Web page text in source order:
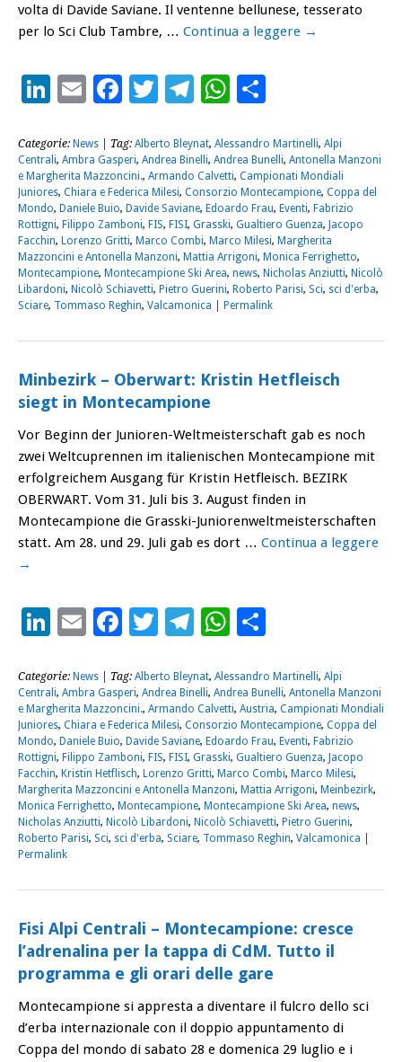
volta di Davide Saviane. Il ventenne bellunese, tesserato
per lo Sci Club Tambre, … Continua a leggere →
LinkedIn
EmailFacebook
Twitter
Telegram
WhatsApp
Categorie: News | Tag: Alberto Bleynat, Alessandro Martinelli, Alpi
Centrali, Ambra Gasperi, Andrea Binelli, Andrea Bunelli, Antonella Manzoni
e Margherita Mazzoncini., Armando Calvetti, Campionati Mondiali
Juniores, Chiara e Federica Milesi, Consorzio Montecampione, Coppa del
Mondo, Daniele Buio, Davide Saviane, Edoardo Frau, Eventi, Fabrizio
Rottigni, Filippo Zamboni, FIS, FISI, Grasski, Gualtiero Guenza, Jacopo
Facchin, Lorenzo Gritti, Marco Combi, Marco Milesi, Margherita
Mazzoncini e Antonella Manzoni, Mattia Arrigoni, Monica Ferrighetto,
Montecampione, Montecampione Ski Area, news, Nicholas Anziutti, Nicolò
Libardoni, Nicolò Schiavetti, Pietro Guerini, Roberto Parisi, Sci, sci d'erba,
Sciare, Tommaso Reghin, Valcamonica Permalink
Minbezirk – Oberwart: Kristin Hetfleisch
siegt in Montecampione
Vor Beginn der Junioren-Weltmeisterschaft gab es noch
zwei Weltcuprennen im italienischen Montecampione mit
erfolgreichem Ausgang für Kristin Hetfleisch. BEZIRK
OBERWART. Vom 31. Juli bis 3. August finden in
Montecampione die Grasski-Juniorenweltmeisterschaften
statt. Am 28. und 29. Juli gab es dort … Continua a leggere
→
LinkedIn
EmailFacebook
Twitter
Telegram
WhatsApp
Categorie: News | Tag: Alberto Bleynat, Alessandro Martinelli, Alpi
Centrali, Ambra Gasperi, Andrea Binelli, Andrea Bunelli, Antonella Manzoni
e Margherita Mazzoncini., Armando Calvetti, Austria, Campionati Mondiali
Juniores, Chiara e Federica Milesi, Consorzio Montecampione, Coppa del
Mondo, Daniele Buio, Davide Saviane, Edoardo Frau, Eventi, Fabrizio
Rottigni, Filippo Zamboni, FIS, FISI, Grasski, Gualtiero Guenza, Jacopo
Facchin, Kristin Hetflisch, Lorenzo Gritti, Marco Combi, Marco Milesi,
Margherita Mazzoncini e Antonella Manzoni, Mattia Arrigoni, Meinbezirk,
Monica Ferrighetto, Montecampione, Montecampione Ski Area, news,
Nicholas Anziutti, Nicolò Libardoni, Nicolò Schiavetti, Pietro Guerini,
Roberto Parisi, Sci, sci d'erba, Sciare, Tommaso Reghin, Valcamonica
Permalink
Fisi Alpi Centrali – Montecampione: cresce
l’adrenalina per la tappa di CdM. Tutto il
programma e gli orari delle gare
Montecampione si appresta a diventare il fulcro dello sci
d’erba internazionale con il doppio appuntamento di
Coppa del mondo di sabato 28 e domenica 29 luglio e i